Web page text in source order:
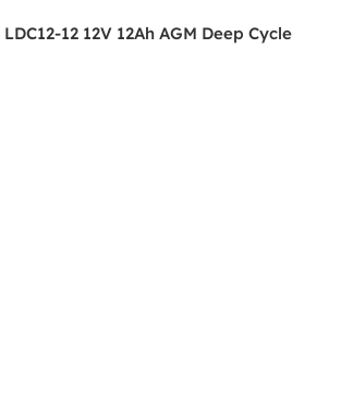
12 12V 12Ah AGM Deep Cycle